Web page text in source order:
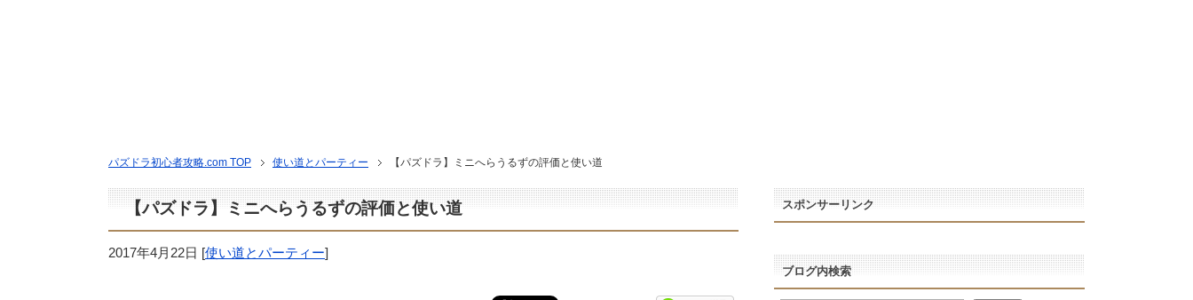
パズドラ初心者攻略.com TOP 使い道とパーティー 【パズドラ】ミニへらうるずの評価と使い道
【パズドラ】ミニへらうるずの評価と使い道
2017年4月22日 [使い道とパーティー]
スポンサーリンク
ブログ内検索